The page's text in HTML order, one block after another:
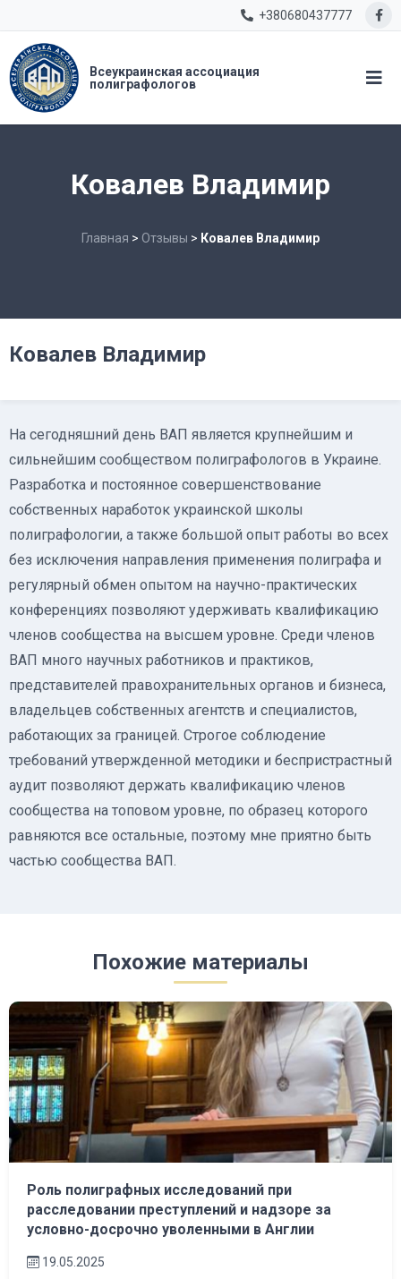
+380680437777
Всеукраинская ассоциация
полиграфологов
Ковалев Владимир
Главная > Отзывы > Ковалев Владимир
Ковалев Владимир
На сегодняшний день ВАП является крупнейшим и
сильнейшим сообществом полиграфологов в Украине.
Разработка и постоянное совершенствование
собственных наработок украинской школы
полиграфологии, а также большой опыт работы во всех
без исключения направления применения полиграфа и
регулярный обмен опытом на научно-практических
конференциях позволяют удерживать квалификацию
членов сообщества на высшем уровне. Среди членов
ВАП много научных работников и практиков,
представителей правохранительных органов и бизнеса,
владельцев собственных агентств и специалистов,
работающих за границей. Строгое соблюдение
требований утвержденной методики и беспристрастный
аудит позволяют держать квалификацию членов
сообщества на топовом уровне, по образец которого
равняются все остальные, поэтому мне приятно быть
частью сообщества ВАП.
Похожие материалы
Роль полиграфных исследований при
расследовании преступлений и надзоре за
условно-досрочно уволенными в Англии
19.05.2025